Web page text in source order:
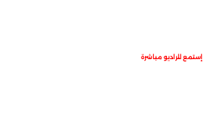
إستمع للراديو مباشرة